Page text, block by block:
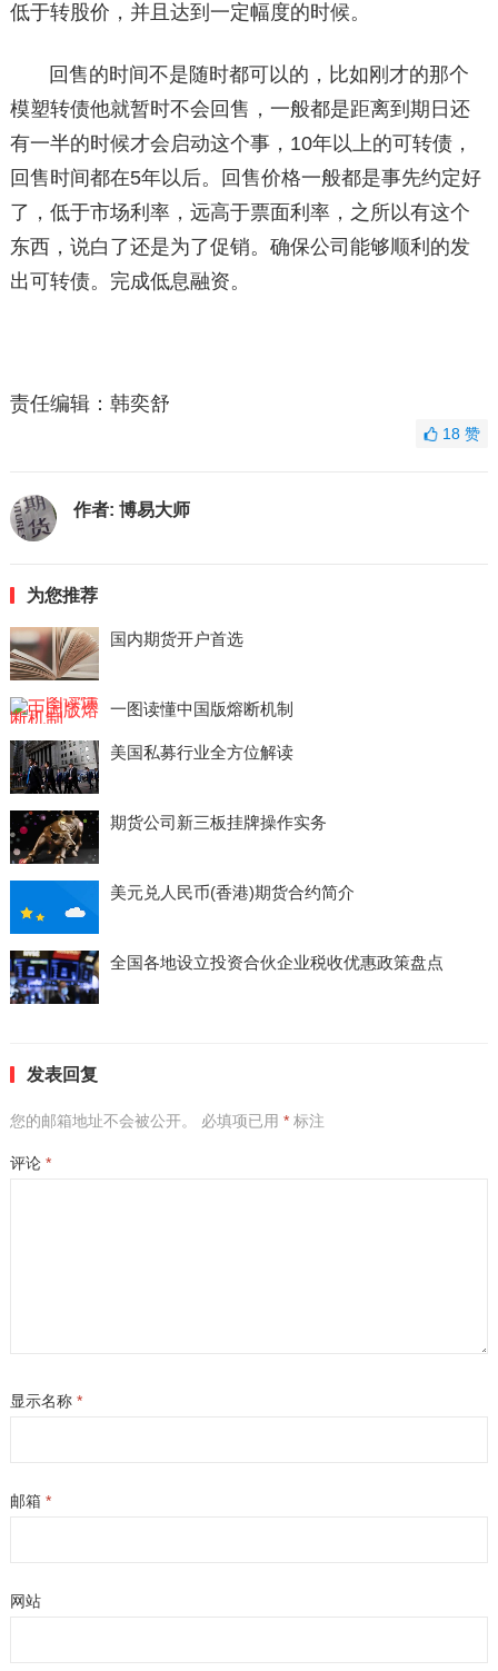
低于转股价，并且达到一定幅度的时候。
回售的时间不是随时都可以的，比如刚才的那个
模塑转债他就暂时不会回售，一般都是距离到期日还
有一半的时候才会启动这个事，10年以上的可转债，
回售时间都在5年以后。回售价格一般都是事先约定好
了，低于市场利率，远高于票面利率，之所以有这个
东西，说白了还是为了促销。确保公司能够顺利的发
出可转债。完成低息融资。
责任编辑：韩奕舒
18赞
作者: 博易大师
为您推荐
国内期货开户首选
一图读懂中国版熔断机制
美国私募行业全方位解读
期货公司新三板挂牌操作实务
美元兑人民币(香港)期货合约简介
全国各地设立投资合伙企业税收优惠政策盘点
发表回复
您的邮箱地址不会被公开。 必填项已用 *标注
评论 *
显示名称 *
邮箱 *
网站